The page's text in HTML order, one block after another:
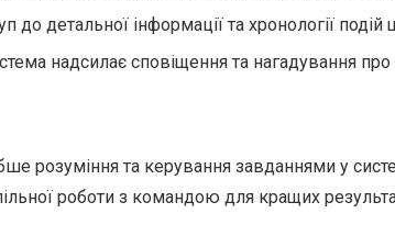
до детальної інформації та хронології
надсилає сповіщення та нагадування
розуміння та керування завданнями у
роботи з командою для кращих